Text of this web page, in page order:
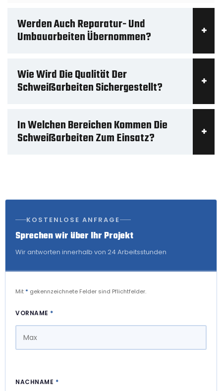
Werden Auch Reparatur- Und
Umbauarbeiten Übernommen?
Wie Wird Die Qualität Der
Schweißarbeiten Sichergestellt?
In Welchen Bereichen Kommen Die
Schweißarbeiten Zum Einsatz?
KOSTENLOSE ANFRAGE
Sprechen wir über Ihr Projekt
Wir antworten innerhalb von 24 Arbeitsstunden
Mit * gekennzeichnete Felder sind Pflichtfelder.
VORNAME *
NACHNAME *